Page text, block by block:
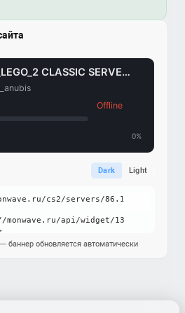
Dark Light
баннер обновляется автоматически